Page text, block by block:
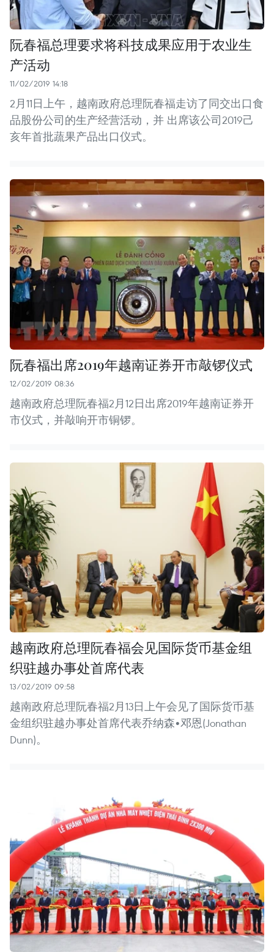
阮春福总理要求将科技成果应用于农业生
产活动
11/02/2019 14:18
2月11日上午，越南政府总理阮春福走访了同交出口食
品股份公司的生产经营活动，并 出席该公司2019己
亥年首批蔬果产品出口仪式。
阮春福出席2019年越南证券开市敲锣仪式
12/02/2019 08:36
越南政府总理阮春福2月12日出席2019年越南证券开
市仪式，并敲响开市铜锣。
越南政府总理阮春福会见国际货币基金组
织驻越办事处首席代表
13/02/2019 09:58
越南政府总理阮春福2月13日上午会见了国际货币基
金组织驻越办事处首席代表乔纳森•邓恩(Jonathan
Dunn)。